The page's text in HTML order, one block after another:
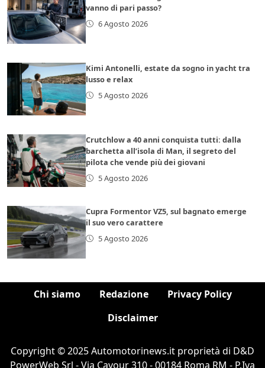
vanno di pari passo?
6 Agosto 2026
Kimi Antonelli, estate da sogno in yacht tra
lusso e relax
5 Agosto 2026
Crutchlow a 40 anni conquista tutti: dalla
barchetta all’isola di Man, il segreto del
pilota che vende più dei giovani
5 Agosto 2026
Cupra Formentor VZ5, sul bagnato emerge
il suo vero carattere
5 Agosto 2026
Chi siamo Redazione
Privacy Policy
Disclaimer
Copyright © 2025 Automotorinews.it proprietà di D&D
PowerWeb Srl - Via Cavour 310 - 00184 Roma RM - P.Iva